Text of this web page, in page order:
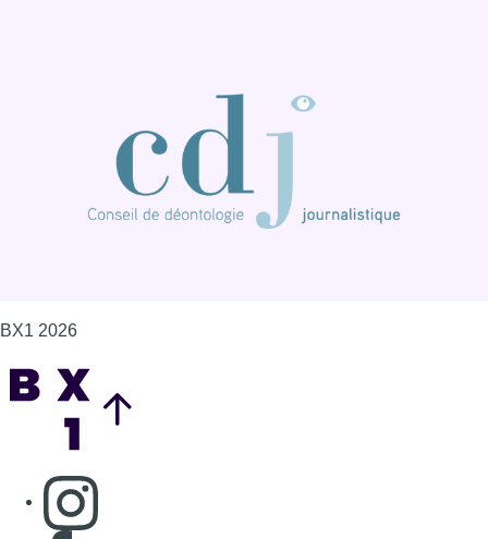
BX1 2026
Consulter page Instagram